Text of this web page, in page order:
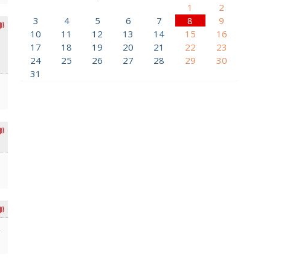
1
2
3
4 5 6 7 8
9
10
11 12 13 14 15
16
17
18 19 20 21 22
23
24
25 26 27 28 29
30
31